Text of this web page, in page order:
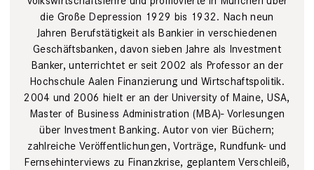
die Große Depression 1929 bis 1932. Nach neun
Jahren Berufstätigkeit als Bankier in verschiedenen
Geschäftsbanken, davon sieben Jahre als Investment
Banker, unterrichtet er seit 2002 als Professor an der
Hochschule Aalen Finanzierung und Wirtschaftspolitik.
2004 und 2006 hielt er an der University of Maine, USA,
Master of Business Administration (MBA)- Vorlesungen
über Investment Banking. Autor von vier Büchern;
zahlreiche Veröffentlichungen, Vorträge, Rundfunk- und
Fernsehinterviews zu Finanzkrise, geplantem Verschleiß,